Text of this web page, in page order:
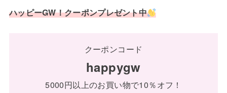
ハッピーGW！クーポンプレゼント中
クーポンコード
happygw
5000円以上のお買い物で10％オフ！